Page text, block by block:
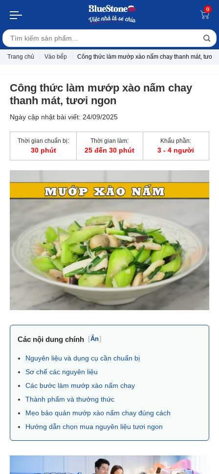
0
Trang chủ Vào bếp Công thức làm mướp xào nấm chay thanh mát, tươi
Công thức làm mướp xào nấm chay
thanh mát, tươi ngon
Ngày cập nhật bài viết: 24/09/2025
Thời gian chuẩn bị:
30 phút
Thời gian làm:
25 đến 30 phút
Khẩu phần:
3 - 4 người
Các nội dung chính [Ẩn]
Nguyên liệu và dụng cụ cần chuẩn bị
Sơ chế các nguyên liệu
Các bước làm mướp xào nấm chay
Thành phẩm và thưởng thức
Mẹo bảo quản mướp xào nấm chay đúng cách
Hướng dẫn chọn mua nguyên liệu tươi ngon